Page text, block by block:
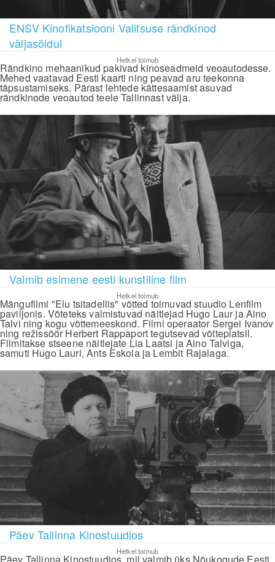
ENSV Kinofikatsiooni Valitsuse rändkinod
väljasõidul
Hetkel toimub
Rändkino mehaanikud pakivad kinoseadmeid veoautodesse.
Mehed vaatavad Eesti kaarti ning peavad aru teekonna
täpsustamiseks. Pärast lehtede kättesaamist asuvad
rändkinode veoautod teele Tallinnast välja.
Valmib esimene eesti kunstiline film
Hetkel toimub
Mängufilmi "Elu tsitadellis" võtted toimuvad stuudio Lenfilm
paviljonis. Võteteks valmistuvad näitlejad Hugo Laur ja Aino
Talvi ning kogu võttemeeskond. Filmi operaator Sergei Ivanov
ning režissöör Herbert Rappaport tegutsevad võtteplatsil.
Filmitakse stseene näitlejate Lia Laatsi ja Aino Talviga,
samuti Hugo Lauri, Ants Eskola ja Lembit Rajalaga.
Päev Tallinna Kinostuudios
Hetkel toimub